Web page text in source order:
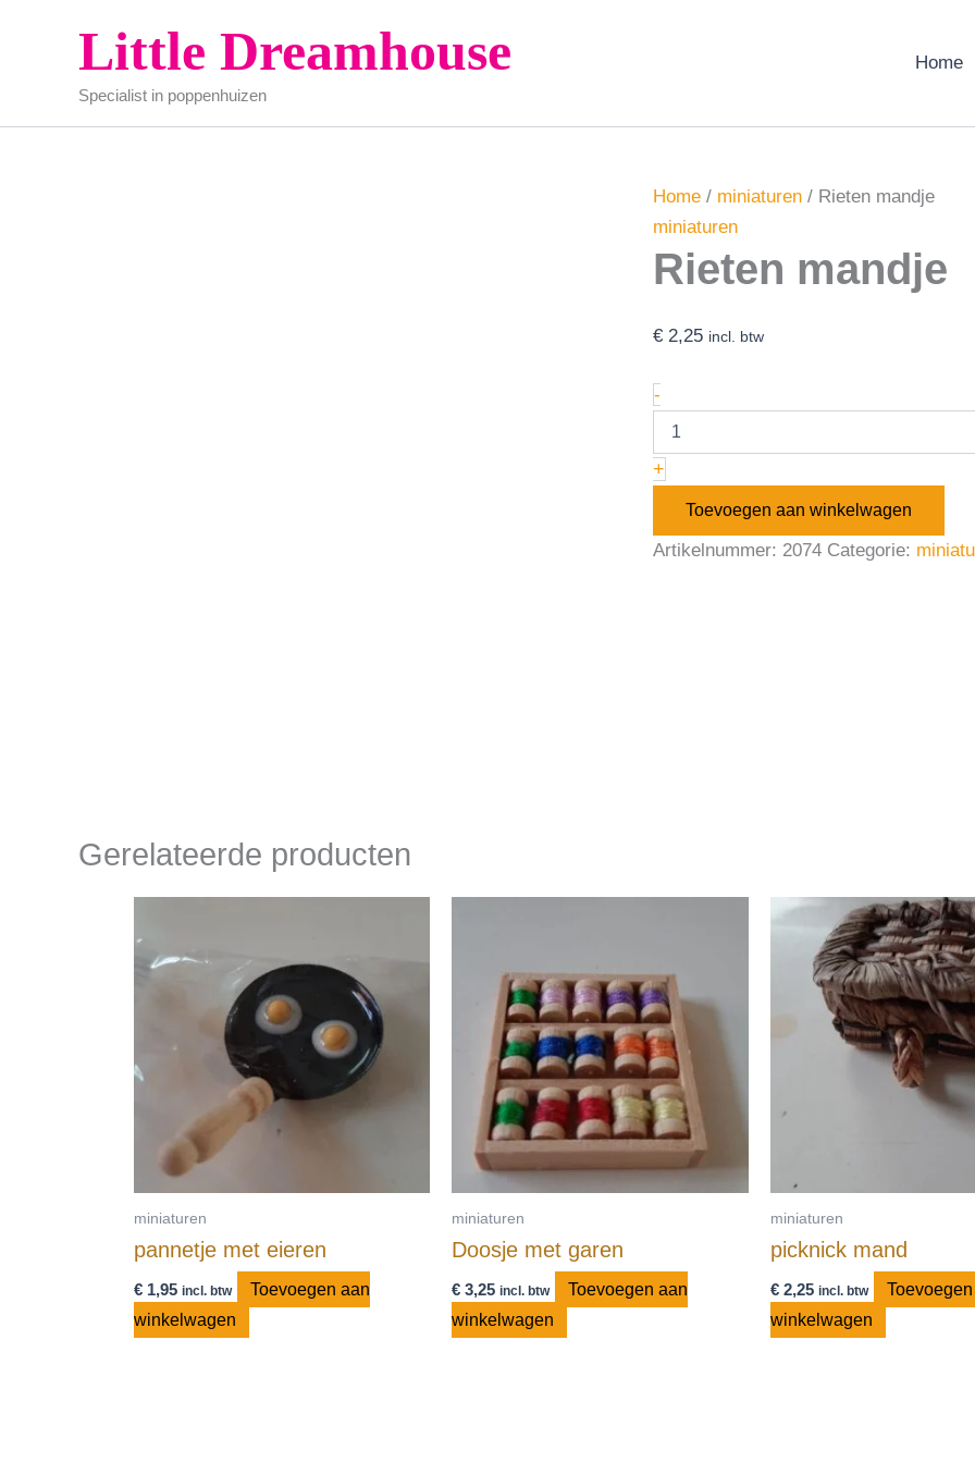
Little Dreamhouse
Specialist in poppenhuizen
Home
Home / miniaturen / Rieten mandje
miniaturen
Rieten mandje
€ 2,25 incl. btw
-
+
Toevoegen aan winkelwagen
Artikelnummer: 2074 Categorie:
Gerelateerde producten
miniaturen
pannetje met eieren
€ 1,95 incl. btw
Toevoegen aan
winkelwagen
miniaturen
Doosje met garen
€ 3,25 incl. btw
Toevoegen aan
winkelwagen
miniaturen
picknick mand
€2,25 incl. btw
winkelwagen